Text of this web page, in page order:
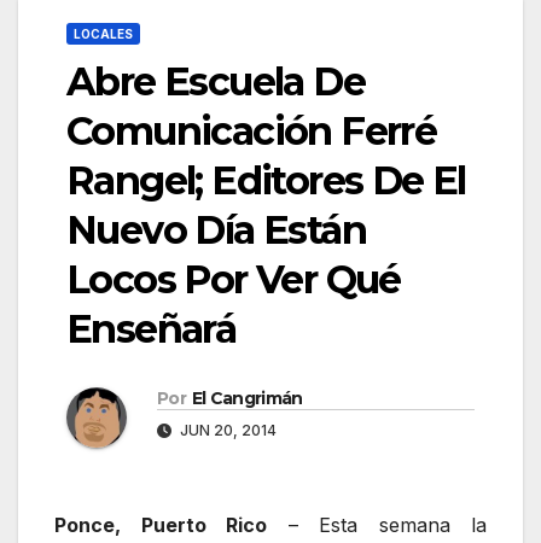
LOCALES
Abre Escuela De
Comunicación Ferré
Rangel; Editores De El
Nuevo Día Están
Locos Por Ver Qué
Enseñará
Por El Cangrimán
JUN 20, 2014
Ponce, Puerto Rico – Esta semana la